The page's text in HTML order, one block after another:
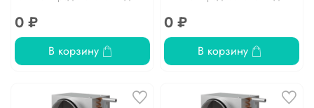
0 ₽
В корзину
0 ₽
В корзину